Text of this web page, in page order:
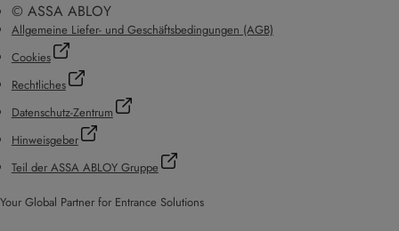
© ASSA ABLOY
Allgemeine Liefer- und Geschäftsbedingungen (AGB)
Cookies
Rechtliches
Datenschutz-Zentrum
Hinweisgeber
Teil der ASSA ABLOY Gruppe
Your Global Partner for Entrance Solutions